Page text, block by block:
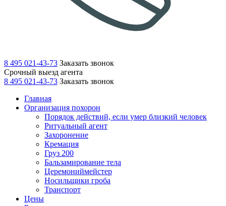
8 495 021-43-73 Заказать звонок
Срочный выезд агента
8 495 021-43-73 Заказать звонок
Главная
Организация похорон
Порядок действий, если умер близкий человек
Ритуальный агент
Захоронение
Кремация
Груз 200
Бальзамирование тела
Церемониймейстер
Носильщики гроба
Транспорт
Цены